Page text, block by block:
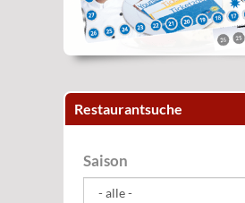
Restaurantsuche
Saison